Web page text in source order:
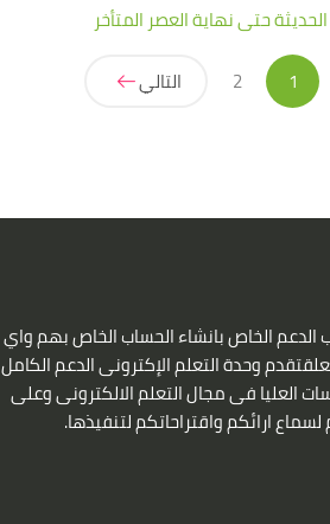
حتى نهاية العصر المتأخر
1 (حالي) 2 التالي
الدعم الخاص بانشاء الحساب الخاص بهم واي
وحدة التعلم الإكترونى الدعم الكامل
العليا فى مجال التعلم الالكترونى وعلى
لسماع ارائكم واقتراحاتكم لتنفيذها.